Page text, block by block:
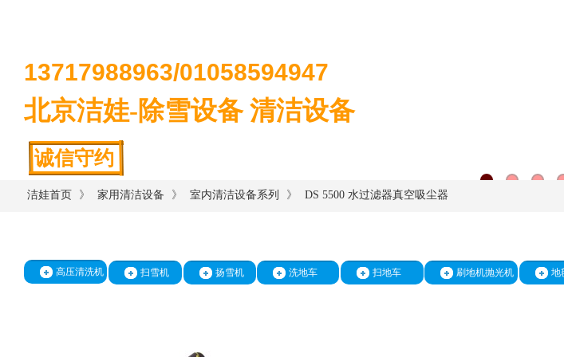
13717988963/01058594947
北京洁娃-除雪设备 清洁设备
诚信守约
洁娃首页 》 家用清洁设备 》 室内清洁设备系列 》 DS 5500 水过滤器真空吸尘器
高压清洗机 刷地机抛光机
扫地车
扫雪机 地
扬雪机 洗地车